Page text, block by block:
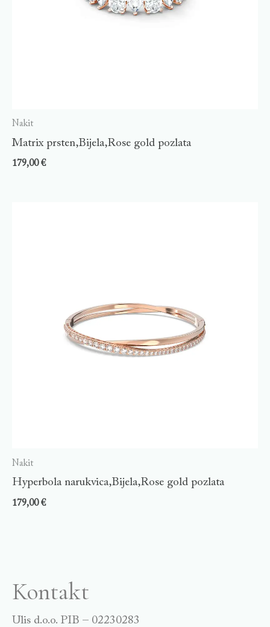
Nakit
Matrix prsten,Bijela,Rose gold pozlata
179,00€
Nakit
Hyperbola narukvica,Bijela,Rose gold pozlata
179,00€
Kontakt
Ulis d.o.o. PIB – 02230283